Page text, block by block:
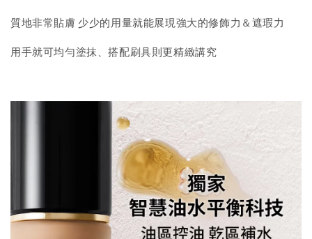
質地非常貼膚 少少的用量就能展現強大的修飾力＆遮瑕力
用手就可均勻塗抹、搭配刷具則更精緻講究